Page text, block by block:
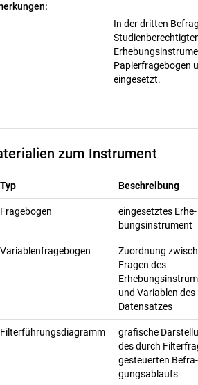
In der dritten
Papierfragebogen
eingesetzt.
zum Instrument
Typ Beschreibung
Fragebogen
ein­ge­setz­tes Er­he­
bungs­in­stru­ment
Variablenfragebogen
Zuordnung
Fragen des
und Variablen des
Datensatzes
Filterführungsdiagramm
gra­fi­sche
des durch
ge­steu­er­ten Be­fra­
gungs­ab­laufs